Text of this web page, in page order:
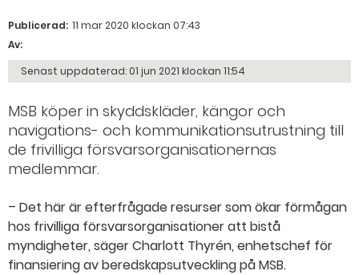
Publicerad: 11 mar 2020 klockan 07:43
Av:
Senast uppdaterad: 01 jun 2021 klockan 11:54
MSB köper in skyddskläder, kängor och
navigations- och kommunikationsutrustning till
de frivilliga försvarsorganisationernas
medlemmar.
– Det här är efterfrågade resurser som ökar förmågan
hos frivilliga försvarsorganisationer att bistå
myndigheter, säger Charlott Thyrén, enhetschef för
finansiering av beredskapsutveckling på MSB.